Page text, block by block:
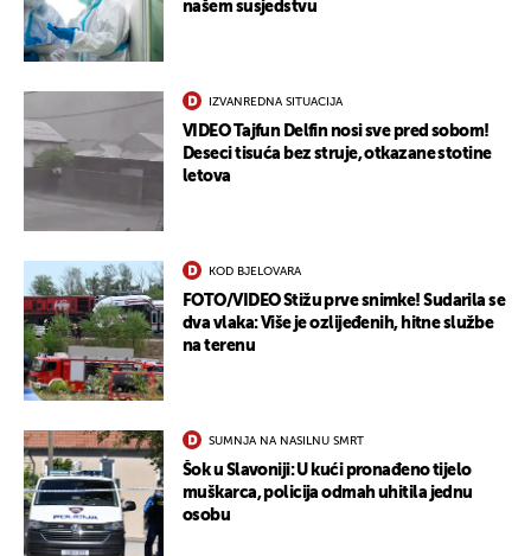
našem susjedstvu
IZVANREDNA SITUACIJA
VIDEO Tajfun Delfin nosi sve pred sobom!
Deseci tisuća bez struje, otkazane stotine
letova
KOD BJELOVARA
FOTO/VIDEO Stižu prve snimke! Sudarila se
dva vlaka: Više je ozlijeđenih, hitne službe
na terenu
SUMNJA NA NASILNU SMRT
Šok u Slavoniji: U kući pronađeno tijelo
muškarca, policija odmah uhitila jednu
osobu
UKLJUČITE NOTIFIKACIJE